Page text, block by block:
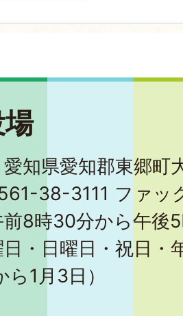
知県愛知郡東郷町
38-3111 ファ
前8時30分から午後
・日曜日・祝日・
ら1月3日）